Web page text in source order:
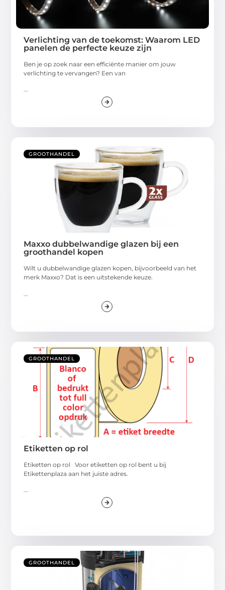
Verlichting van de toekomst: Waarom LED
panelen de perfecte keuze zijn
Ben je op zoek naar een efficiënte manier om jouw
verlichting te vervangen? Een van
...
GROOTHANDEL
Maxxo dubbelwandige glazen bij een
groothandel kopen
Wilt u dubbelwandige glazen kopen, bijvoorbeeld van het
merk Maxxo? Dat is een uitstekende keuze.
GROOTHANDEL
Etiketten op rol
Etiketten op rol Voor etiketten op rol bent u bij
Etikettenplaza aan het juiste adres.
...
GROOTHANDEL